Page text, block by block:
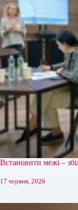
Встановити межі –
17 червня, 2026